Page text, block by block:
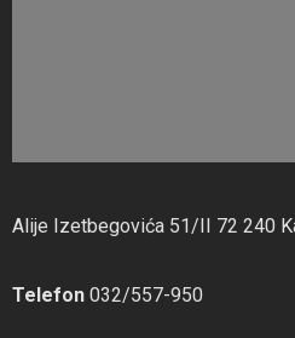
Alije Izetbegovića 51/II 72 240
Telefon 032/557-950